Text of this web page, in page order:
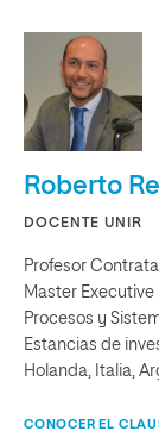
Roberto
DOCENTE UNIR
Profesor
Master
Procesos y
Estancias de
Holanda, Italia,
CONOCER EL